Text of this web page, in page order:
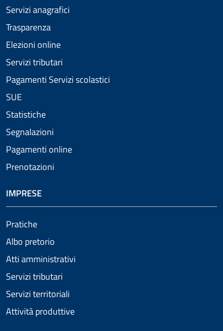
Servizi anagrafici
Trasparenza
Elezioni online
Servizi tributari
Pagamenti Servizi scolastici
SUE
Statistiche
Segnalazioni
Pagamenti online
Prenotazioni
IMPRESE
Pratiche
Albo pretorio
Atti amministrativi
Servizi tributari
Servizi territoriali
Attività produttive